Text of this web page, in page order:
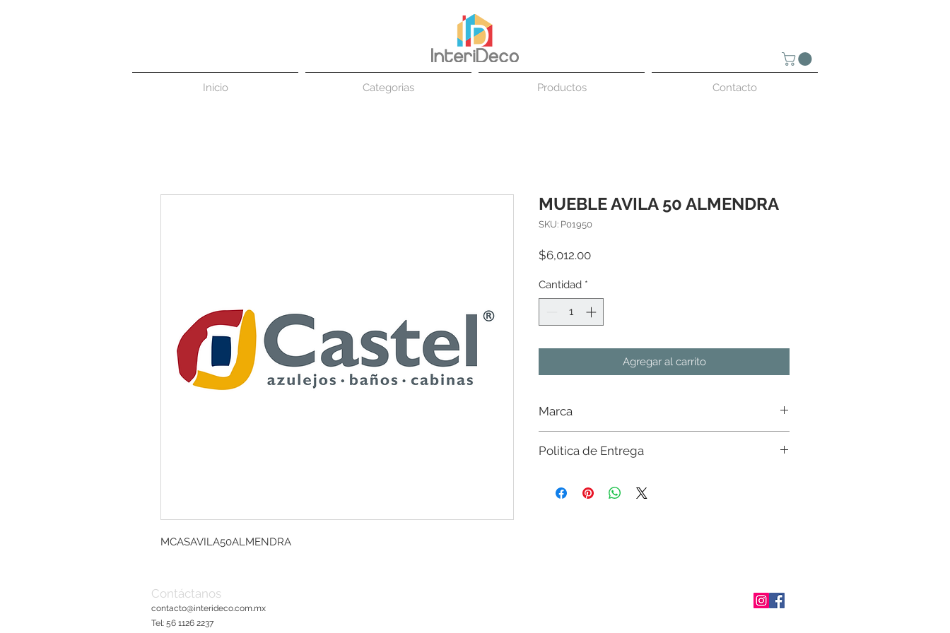
Inicio Categorias Productos Contacto
MCASAVILA50ALMENDRA
MUEBLE AVILA 50 ALMENDRA
SKU: P01950
$6,012.00Precio
Cantidad *
Agregar al carrito
Marca
Politica de Entrega
existencias del material con nuestros ejecutivos. Env�o a
Contáctanos
contacto@interideco.com.mx
Tel: 56 1126 2237